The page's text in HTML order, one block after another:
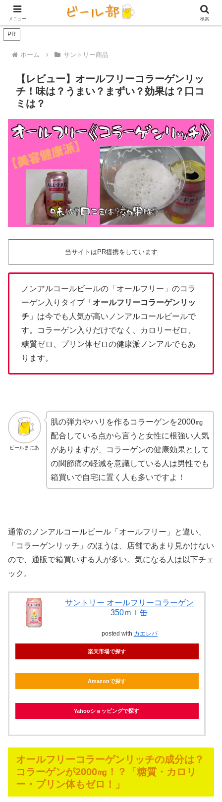
アイテム【ビール好き用】 家庭用ビー
PR
ホーム サントリー商品
【レビュー】オールフリーコラーゲンリッ
チ！味は？うまい？まずい？効果は？口コ
ミは？
当サイトはPR提携をしています
ノンアルコールビールの「オールフリー」のコラ
ーゲン入りタイプ「 オールフリーコラーゲンリッ
チ 」は今でも人気が高いノンアルコールビールで
す。コラーゲン入りだけでなく、カロリーゼロ、
糖質ゼロ、プリン体ゼロの健康派ノンアルでもあ
ります。
ビールまにあ
肌の弾力やハリを作るコラーゲンを2000㎎
配合している点から言うと女性に根強い人気
がありますが、コラーゲンの健康効果として
の関節痛の軽減を意識している人は男性でも
箱買いで自宅に置く人も多いですよ！
通常のノンアルコールビール「オールフリー」と違い、
「コラーゲンリッチ」のほうは、店舗であまり見かけない
ので、通販で箱買いする人が多い。気になる人は以下チェ
ック。
サントリー オールフリーコラーゲン
350ｍｌ缶
posted with カエレバ
楽天市場で探す
Amazonで探す
Yahooショッピングで探す
オールフリーコラーゲンリッチの成分は？
コラーゲンが2000㎎！？「糖質・カロリ
ー・プリン体もゼロ！」
メニュー 検索